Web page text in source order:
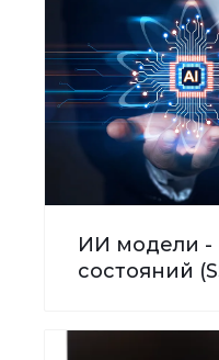
ИИ модели -
состояний